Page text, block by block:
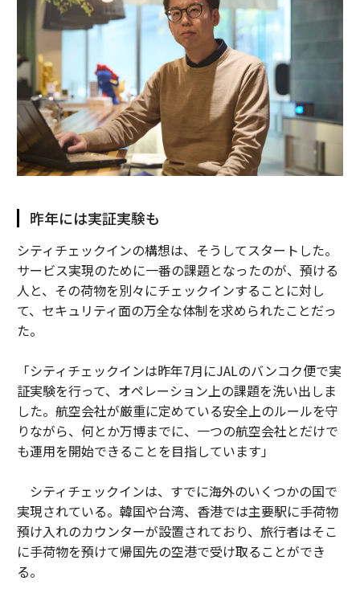
昨年には実証実験も
シティチェックインの構想は、そうしてスタートした。
サービス実現のために一番の課題となったのが、預ける
人と、その荷物を別々にチェックインすることに対し
て、セキュリティ面の万全な体制を求められたことだっ
た。
「シティチェックインは昨年7月にJALのバンコク便で実
証実験を行って、オペレーション上の課題を洗い出しま
した。航空会社が厳重に定めている安全上のルールを守
りながら、何とか万博までに、一つの航空会社とだけで
も運用を開始できることを目指しています」
シティチェックインは、すでに海外のいくつかの国で
実現されている。韓国や台湾、香港では主要駅に手荷物
預け入れのカウンターが設置されており、旅行者はそこ
に手荷物を預けて帰国先の空港で受け取ることができ
る。